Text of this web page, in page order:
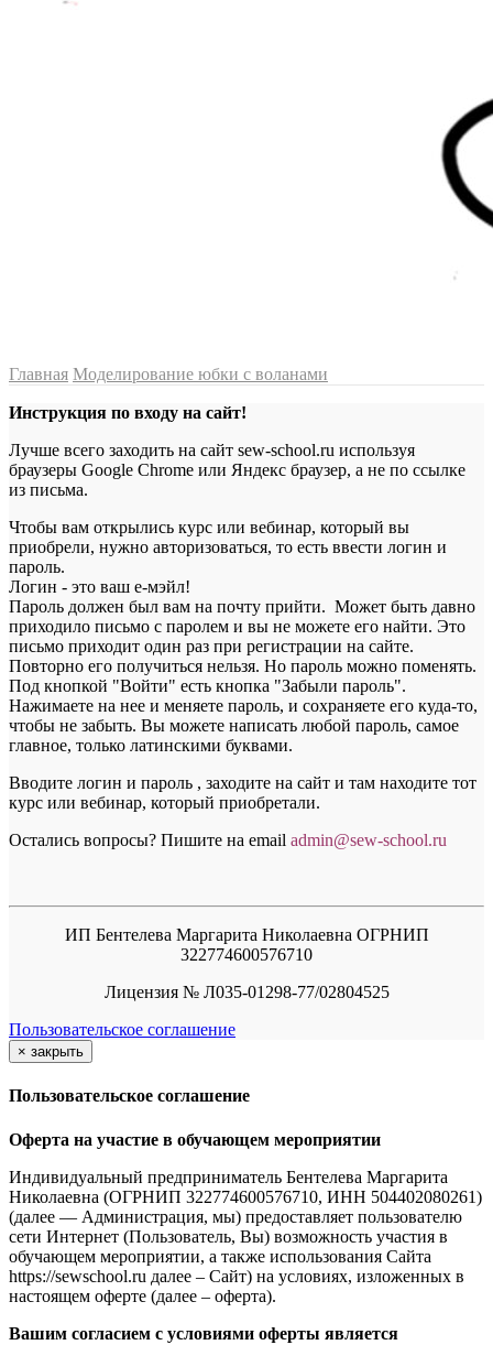
Главная Моделирование юбки с воланами
Инструкция по входу на сайт!
Лучше всего заходить на сайт sew-school.ru используя
браузеры Google Chrome или Яндекс браузер, а не по ссылке
из письма.
Чтобы вам открылись курс или вебинар, который вы
приобрели, нужно авторизоваться, то есть ввести логин и
пароль.
Логин - это ваш е-мэйл!
Пароль должен был вам на почту прийти. Может быть давно
приходило письмо с паролем и вы не можете его найти. Это
письмо приходит один раз при регистрации на сайте.
Повторно его получиться нельзя. Но пароль можно поменять.
Под кнопкой "Войти" есть кнопка "Забыли пароль".
Нажимаете на нее и меняете пароль, и сохраняете его куда-то,
чтобы не забыть. Вы можете написать любой пароль, самое
главное, только латинскими буквами.
Вводите логин и пароль , заходите на сайт и там находите тот
курс или вебинар, который приобретали.
Остались вопросы? Пишите на email admin@sew-school.ru
ИП Бентелева Маргарита Николаевна ОГРНИП
322774600576710
Лицензия № Л035-01298-77/02804525
Пользовательское соглашение
× закрыть
Пользовательское соглашение
Оферта на участие в обучающем мероприятии
Индивидуальный предприниматель Бентелева Маргарита
Николаевна (ОГРНИП 322774600576710, ИНН 504402080261)
(далее — Администрация, мы) предоставляет пользователю
сети Интернет (Пользователь, Вы) возможность участия в
обучающем мероприятии, а также использования Сайта
https://sewschool.ru далее – Сайт) на условиях, изложенных в
настоящем оферте (далее – оферта).
Вашим согласием с условиями оферты является